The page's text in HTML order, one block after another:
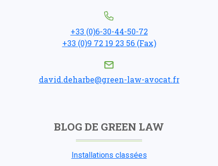
+33 (0)6-30-44-50-72
+33 (0)9 72 19 23 56 (Fax)
david.deharbe@green-law-avocat.fr
BLOG DE GREEN LAW
Installations classées